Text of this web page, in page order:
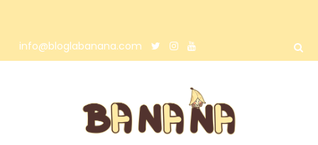
info@bloglabanana.com